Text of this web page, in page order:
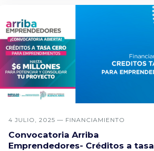
4 JULIO, 2025 — FINANCIAMIENTO
Convocatoria Arriba
Emprendedores- Créditos a tasa